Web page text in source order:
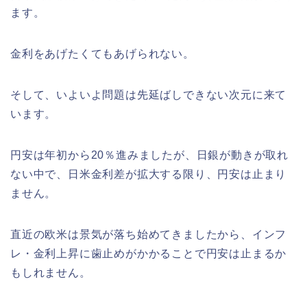
ます。
金利をあげたくてもあげられない。
そして、いよいよ問題は先延ばしできない次元に来て
います。
円安は年初から20％進みましたが、日銀が動きが取れ
ない中で、日米金利差が拡大する限り、円安は止まり
ません。
直近の欧米は景気が落ち始めてきましたから、インフ
レ・金利上昇に歯止めがかかることで円安は止まるか
もしれません。